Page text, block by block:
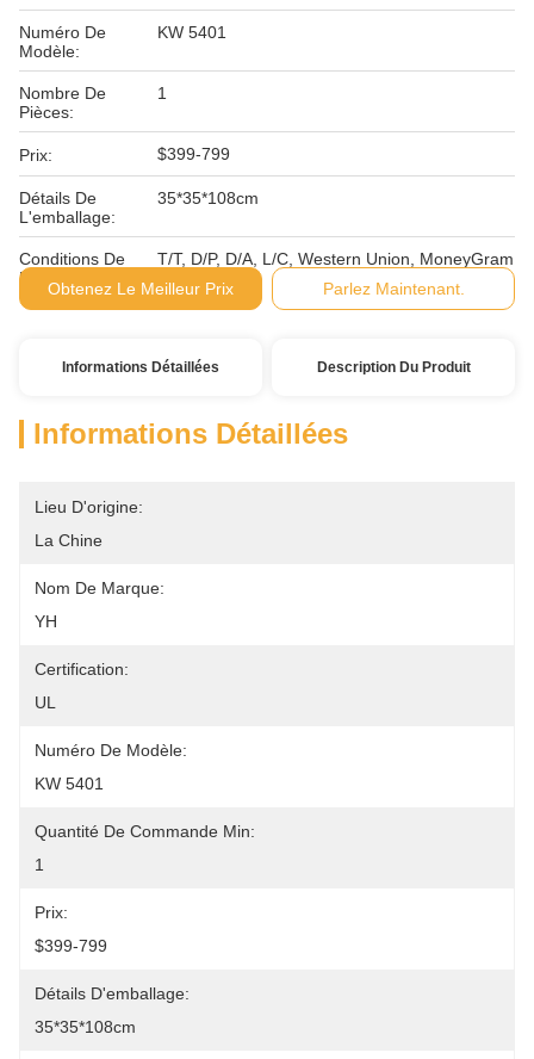
Numéro De
Modèle:
KW 5401
Nombre De
Pièces:
1
Prix: $399-799
Détails De
L'emballage:
35*35*108cm
Conditions De
Paiement:
T/T, D/P, D/A, L/C, Western Union, MoneyGram
Obtenez Le Meilleur Prix
Parlez Maintenant.
Informations Détaillées Description Du Produit
Informations Détaillées
Lieu D'origine:
La Chine
Nom De Marque:
YH
Certification:
UL
Numéro De Modèle:
KW 5401
Quantité De Commande Min:
1
Prix:
$399-799
Détails D'emballage:
35*35*108cm